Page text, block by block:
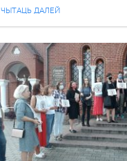
international admiration, but
deep concern. Among
role of the Belarusian
attention as it reveals
patterns of the social
Orthodoxy in post-Soviet […]
ЧЫТАЦЬ ДАЛЕЙ